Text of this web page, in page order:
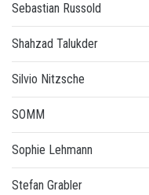
Sebastian Russold
Shahzad Talukder
Silvio Nitzsche
SOMM
Sophie Lehmann
Stefan Grabler